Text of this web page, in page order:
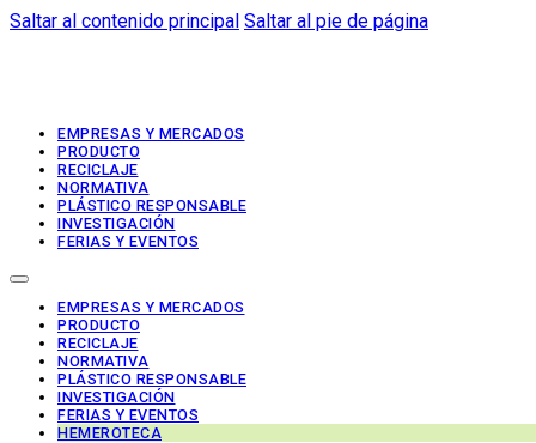
Saltar al contenido principal Saltar al pie de página
EMPRESAS Y MERCADOS
PRODUCTO
RECICLAJE
NORMATIVA
PLÁSTICO RESPONSABLE
INVESTIGACIÓN
FERIAS Y EVENTOS
EMPRESAS Y MERCADOS
PRODUCTO
RECICLAJE
NORMATIVA
PLÁSTICO RESPONSABLE
INVESTIGACIÓN
FERIAS Y EVENTOS
HEMEROTECA